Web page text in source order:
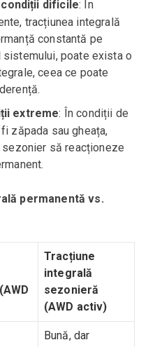
dificile: În
tracțiunea integrală
constantă pe
poate exista o
ceea ce poate
extreme: În condiții de
zăpada sau gheața,
să reacționeze
permanentă vs.
Tracțiune
integrală
sezonieră
(AWD activ)
Bună, dar